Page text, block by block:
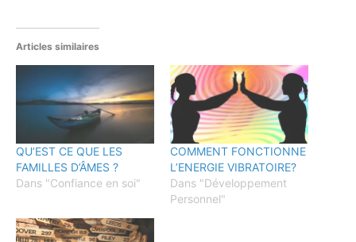
Articles similaires
QU’EST CE QUE LES
FAMILLES D’ÂMES ?
Dans "Confiance en soi"
COMMENT FONCTIONNE
L’ENERGIE VIBRATOIRE?
Dans "Développement
Personnel"